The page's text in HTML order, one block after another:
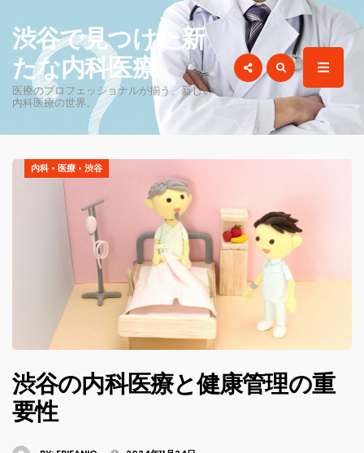
for:
渋谷で見つけた新
たな内科医療
医療のプロフェッショナルが揃う、新しい
内科医療の世界。
内科 • 医療 • 渋谷
渋谷の内科医療と健康管理の重
要性